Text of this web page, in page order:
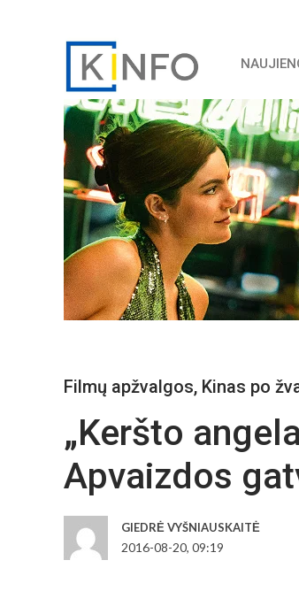
Filmų apžvalgos, Kinas po
„Keršto
Apvaizdos
GIEDRĖ VYŠNIAUSKAITĖ
2016-08-20, 09:19